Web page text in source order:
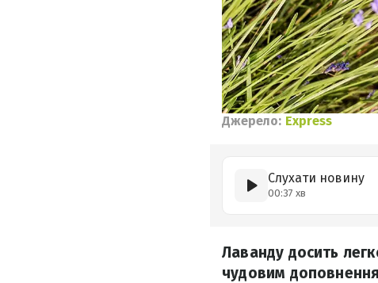
Джерело: Express
Слухати новину
00:37 хв
Лаванду досить
чудовим